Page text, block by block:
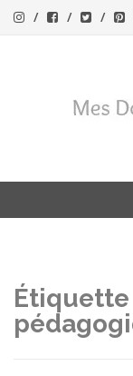
Étiquette